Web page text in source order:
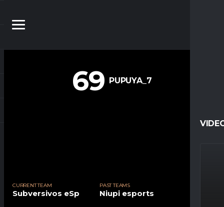
69 PUPUYA_7
CURRENT TEAM
Subversivos eSp
PAST TEAMS
Niupi esports